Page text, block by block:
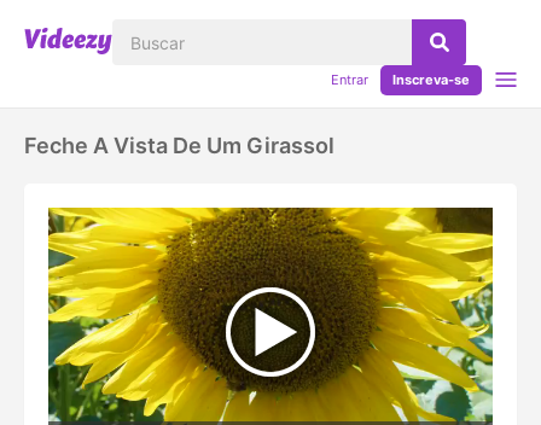
Entrar Inscreva-se
Feche A Vista De Um Girassol